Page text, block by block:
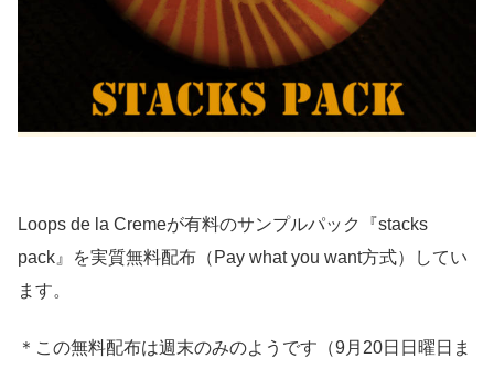
Loops de la Cremeが有料のサンプルパック『stacks
pack』を実質無料配布（Pay what you want方式）してい
ます。
＊この無料配布は週末のみのようです（9月20日日曜日ま